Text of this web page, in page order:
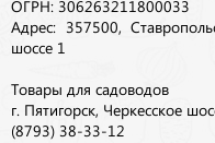
ОГРН: 306263211800033
Адрес: 357500,
шоссе 1
Товары для садоводов
г. Пятигорск, Черкесское
(8793) 38-33-12